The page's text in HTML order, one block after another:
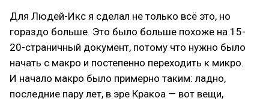
Для Людей-Икс я сделал не только всё это, но
гораздо больше. Это было больше похоже на 15-
20-страничный документ, потому что нужно было
начать с макро и постепенно переходить к микро.
И начало макро было примерно таким: ладно,
последние пару лет, в эре Кракоа — вот вещи,